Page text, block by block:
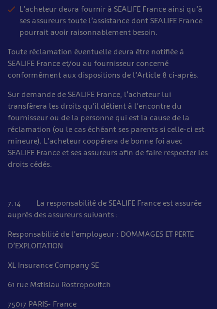
L’acheteur devra fournir à SEALIFE France ainsi qu’à
ses assureurs toute l’assistance dont SEALIFE France
pourrait avoir raisonnablement besoin.
Toute réclamation éventuelle devra être notifiée à
SEALIFE France et/ou au fournisseur concerné
conformément aux dispositions de l’Article 8 ci-après.
Sur demande de SEALIFE France, l’acheteur lui
transfèrera les droits qu’il détient à l’encontre du
fournisseur ou de la personne qui est la cause de la
réclamation (ou le cas échéant ses parents si celle-ci est
mineure). L’acheteur coopérera de bonne foi avec
SEALIFE France et ses assureurs afin de faire respecter les
droits cédés.
7.14 La responsabilité de SEALIFE France est assurée
auprès des assureurs suivants :
Responsabilité de l’employeur : DOMMAGES ET PERTE
D’EXPLOITATION
XL Insurance Company SE
61 rue Mstislav Rostropovitch
75017 PARIS- France